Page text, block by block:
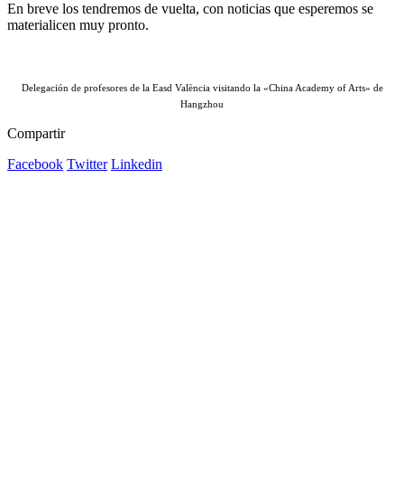
En breve los tendremos de vuelta, con noticias que esperemos se
materialicen muy pronto.
Delegación de profesores de la Easd València visitando la «China Academy of Arts» de
Hangzhou
Compartir
Facebook Twitter Linkedin